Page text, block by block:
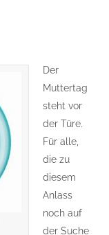
Der
Muttertag
steht vor
der Türe.
Für alle,
die zu
diesem
Anlass
noch auf
der Suche